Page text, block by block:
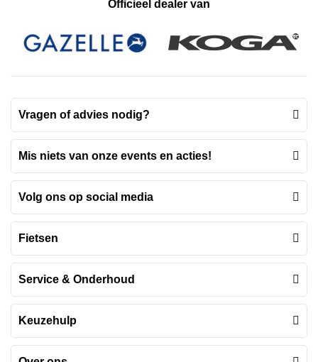
Officieel dealer van
Vragen of advies nodig?
Mis niets van onze events en acties!
Volg ons op social media
Fietsen
Service & Onderhoud
Keuzehulp